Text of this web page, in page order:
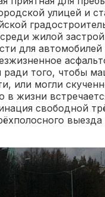
улицей и
жилой
для
ради того, чтобы
или могли
жизни
свободной